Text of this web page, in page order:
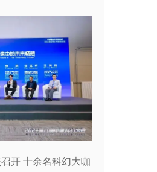
开 十余名科幻大咖